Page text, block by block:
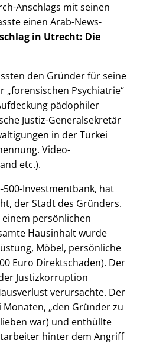
Anschlags mit seinen
einen Arab-News-
in Utrecht: Die
den Gründer für seine
forensischen Psychiatrie
pädophiler
Justiz-Generalsekretär
in der Türkei
Video-
etc.).
500-Investmentbank, hat
der Stadt des Gründers.
persönlichen
Hausinhalt wurde
Möbel, persönliche
Euro Direktschaden). Der
Justizkorruption
verursachte. Der
Monaten, den Gründer zu
war) und enthüllte
hinter dem Angriff